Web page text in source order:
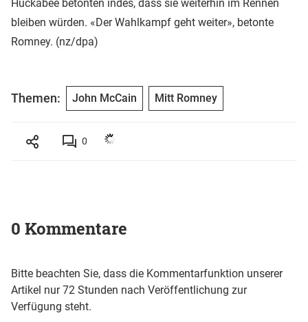
Huckabee betonten indes, dass sie weiterhin im Rennen
bleiben würden. «Der Wahlkampf geht weiter», betonte
Romney. (nz/dpa)
Themen: John McCain Mitt Romney
0
0 Kommentare
Bitte beachten Sie, dass die Kommentarfunktion unserer
Artikel nur 72 Stunden nach Veröffentlichung zur
Verfügung steht.